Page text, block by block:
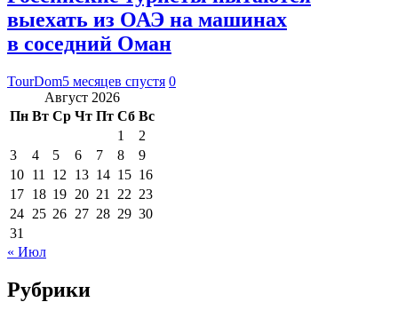
выехать из ОАЭ на машинах
в соседний Оман
TourDom5 месяцев спустя 0
Август 2026
Пн Вт Ср Чт Пт Сб Вс
1
2
3
4 5 6 7 8
9
10 11 12 13 14 15 16
17 18 19 20 21 22 23
24 25 26 27 28 29 30
31
« Июл
Рубрики